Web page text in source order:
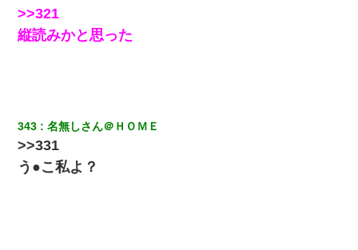
【考察】兄嫁急死の1年後、兄が引越すというので手伝いに行った
【衝撃】ある工場に配属すると、女の人がみんな退職してしま
う。会社「仕事がハードだし田舎で娯楽も少ないからキツイの
か…」→ 実際は違った
>>321
縦読みかと思った
343 名無しさん＠ＨＯＭＥ
>>331
う●こ私よ？